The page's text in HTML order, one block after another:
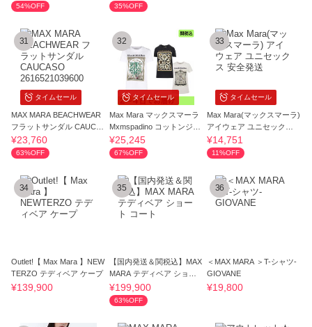
54%OFF 35%OFF
タイムセール
31
MAX MARA BEACHWEAR
フラットサンダル CAUCA
SO 2616521039600
¥23,760
63%OFF
タイムセール
32
Max Mara マックスマーラ
Mxmspadino コットンジャ
ージーTシャツ
¥25,245
67%OFF
タイムセール
33
Max Mara(マックスマーラ)
アイウェア ユニセックス
安全発送
¥14,751
11%OFF
34
Outlet!【 Max Mara 】NEW
TERZO テディベア ケープ
¥139,900
35
【国内発送＆関税込】MAX
MARA テディベア ショー
ト コート
¥199,900
63%OFF
36
＜MAX MARA ＞T-シャツ-
GIOVANE
¥19,800